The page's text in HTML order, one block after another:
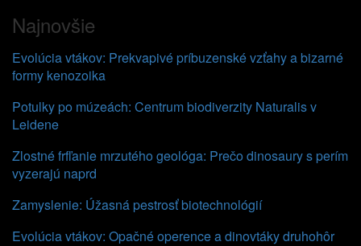
Najnovšie
Evolúcia vtákov: Prekvapivé príbuzenské vzťahy a bizarné
formy kenozoika
Potulky po múzeách: Centrum biodiverzity Naturalis v
Leidene
Zlostné frfľanie mrzutého geológa: Prečo dinosaury s perím
vyzerajú naprd
Zamyslenie: Úžasná pestrosť biotechnológií
Evolúcia vtákov: Opačné operence a dinovtáky druhohôr